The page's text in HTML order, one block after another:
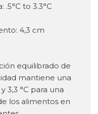
to 3.3°C
4,3 cm
equilibrado de
mantiene una
3,3 °C para una
los alimentos en